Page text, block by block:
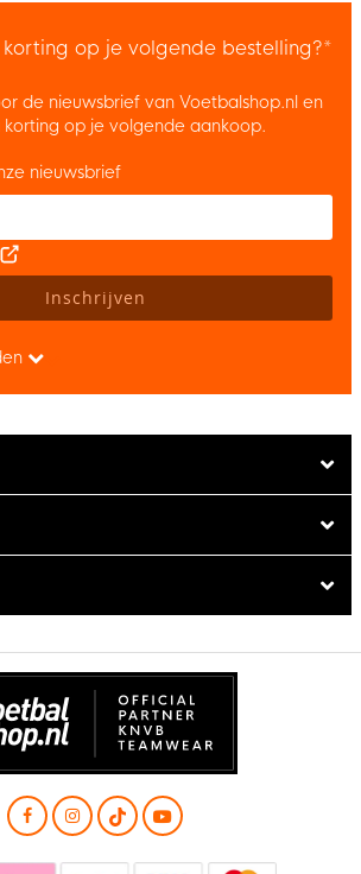
op je volgende bestelling?*
de nieuwsbrief van Voetbalshop.nl en
op je volgende aankoop.
accept the privacy policy to subscribe to
nieuwsbrief
Inschrijven